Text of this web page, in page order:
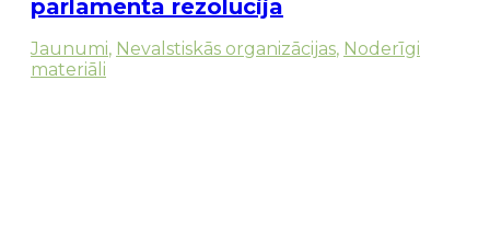
parlamenta rezolūcija
Jaunumi, Nevalstiskās organizācijas, Noderīgi
materiāli